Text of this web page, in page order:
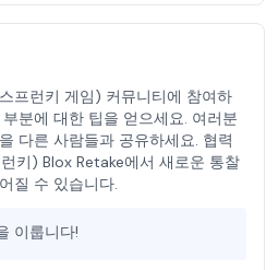
프런키 게임) 커뮤니티에 참여하
분에 대한 팁을 얻으세요. 여러분
다른 사람들과 공유하세요. 협력
키) Blox Retake에서 새로운 통찰
질 수 있습니다.
이룹니다!